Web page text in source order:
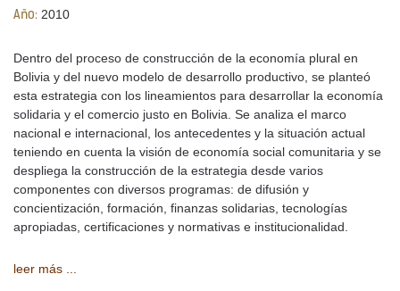
Año: 2010
Dentro del proceso de construcción de la economía plural en
Bolivia y del nuevo modelo de desarrollo productivo, se planteó
esta estrategia con los lineamientos para desarrollar la economía
solidaria y el comercio justo en Bolivia. Se analiza el marco
nacional e internacional, los antecedentes y la situación actual
teniendo en cuenta la visión de economía social comunitaria y se
despliega la construcción de la estrategia desde varios
componentes con diversos programas: de difusión y
concientización, formación, finanzas solidarias, tecnologías
apropiadas, certificaciones y normativas e institucionalidad.
leer más ...